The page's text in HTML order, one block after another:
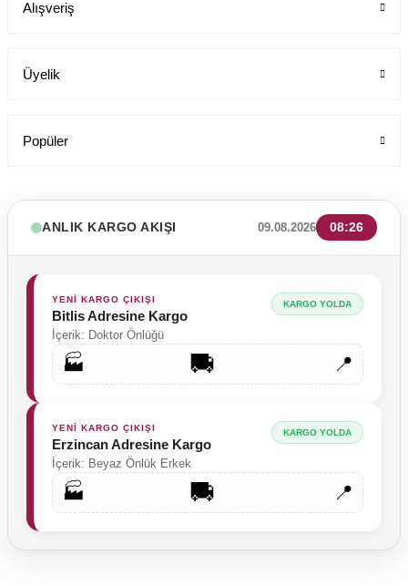
Alışveriş
Üyelik
Popüler
ANLIK KARGO AKIŞI 09.08.2026 08:26
YENİ KARGO ÇIKIŞI
Bitlis Adresine Kargo
İçerik: Doktor Önlüğü
KARGO YOLDA
🏭 🚚 📍
YENİ KARGO ÇIKIŞI
Erzincan Adresine Kargo
İçerik: Beyaz Önlük Erkek
KARGO YOLDA
🏭 🚚 📍